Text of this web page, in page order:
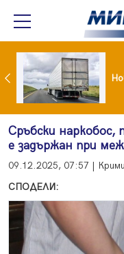
Андреа призна за новата си любов – руснакът Игор
Сръбски наркобос,
е задържан при
09.12.2025, 07:57 | Крими
СПОДЕЛИ: